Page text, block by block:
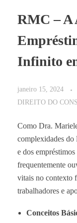
RMC – A
Infinito
janeiro 15, 2024
DIREITO DO
Como Dra.
complexidades
e dos
frequentemente
vitais no contexto
trabalhadores e
Conceitos